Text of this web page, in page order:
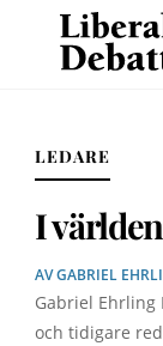
content
LEDARE
I
AVGABRIEL
Gabriel Ehrling
och tidigare